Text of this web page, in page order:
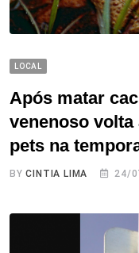
LOCAL
Após matar
venenoso
pets na
BYCINTIA LIMA 24/